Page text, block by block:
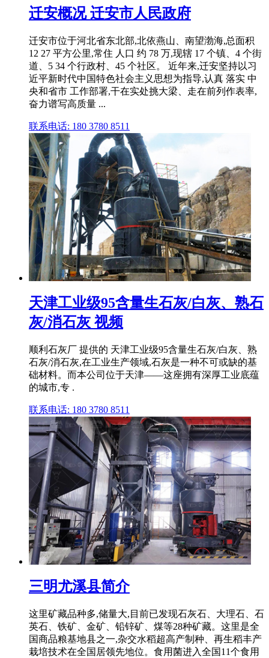
迁安概况 迁安市人民政府
迁安市位于河北省东北部,北依燕山、南望渤海,总面积
12 27 平方公里,常住 人口 约 78 万,现辖 17 个镇、4 个街
道、5 34 个行政村、45 个社区。 近年来,迁安坚持以习
近平新时代中国特色社会主义思想为指导,认真 落实 中
央和省市 工作部署,干在实处挑大梁、走在前列作表率,
奋力谱写高质量 ...
联系电话: 180 3780 8511
天津工业级95含量生石灰/白灰、熟石
灰/消石灰 视频
顺利石灰厂 提供的 天津工业级95含量生石灰/白灰、熟
石灰/消石灰,在工业生产领域,石灰是一种不可或缺的基
础材料。而本公司位于天津——这座拥有深厚工业底蕴
的城市,专 .
联系电话: 180 3780 8511
三明尤溪县简介
这里矿藏品种多,储量大,目前已发现石灰石、大理石、石
英石、铁矿、金矿、铅锌矿、煤等28种矿藏。这里是全
国商品粮基地县之一,杂交水稻超高产制种、再生稻丰产
栽培技术在全国居领先地位。食用菌进入全国11个食用